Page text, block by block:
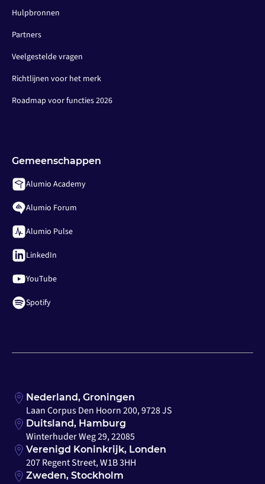
Hulpbronnen
Partners
Veelgestelde vragen
Richtlijnen voor het merk
Roadmap voor functies 2026
Gemeenschappen
Alumio Academy
Alumio Forum
Alumio Pulse
LinkedIn
YouTube
Spotify
Nederland, Groningen
Laan Corpus Den Hoorn 200, 9728 JS
Duitsland, Hamburg
Winterhuder Weg 29, 22085
Verenigd Koninkrijk, Londen
207 Regent Street, W1B 3HH
Zweden, Stockholm